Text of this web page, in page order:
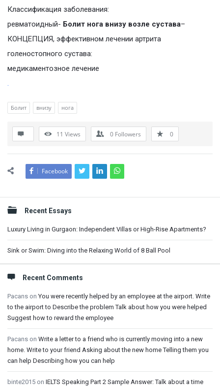
Классификация заболевания:
ревматоидный- Болит нога внизу возле сустава–
КОНЦЕПЦИЯ, эффективном лечении артрита
голеностопного сустава:
медикаментозное лечение
.
Болит внизу нога
11 Views 0 Followers 0
Facebook
Sidebar
Recent Essays
Luxury Living in Gurgaon: Independent Villas or High-Rise Apartments?
Sink or Swim: Diving into the Relaxing World of 8 Ball Pool
Recent Comments
Pacans onYou were recently helped by an employee at the airport. Write
to the airport to Describe the problem Talk about how you were helped
Suggest how to reward the employee
Pacans on Write a letter to a friend who is currently moving into a new
home. Write to your friend Asking about the new home Telling them you
can help Describing how you can help
binte2015 on IELTS Speaking Part 2 Sample Answer: Talk about a time